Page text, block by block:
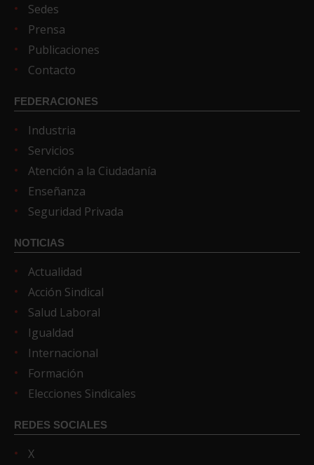
Sedes
Prensa
Publicaciones
Contacto
FEDERACIONES
Industria
Servicios
Atención a la Ciudadanía
Enseñanza
Seguridad Privada
NOTICIAS
Actualidad
Acción Sindical
Salud Laboral
Igualdad
Internacional
Formación
Elecciones Sindicales
REDES SOCIALES
X